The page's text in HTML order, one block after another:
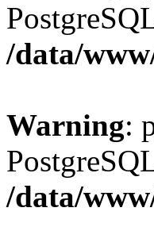
/data/
Warning:
/data/